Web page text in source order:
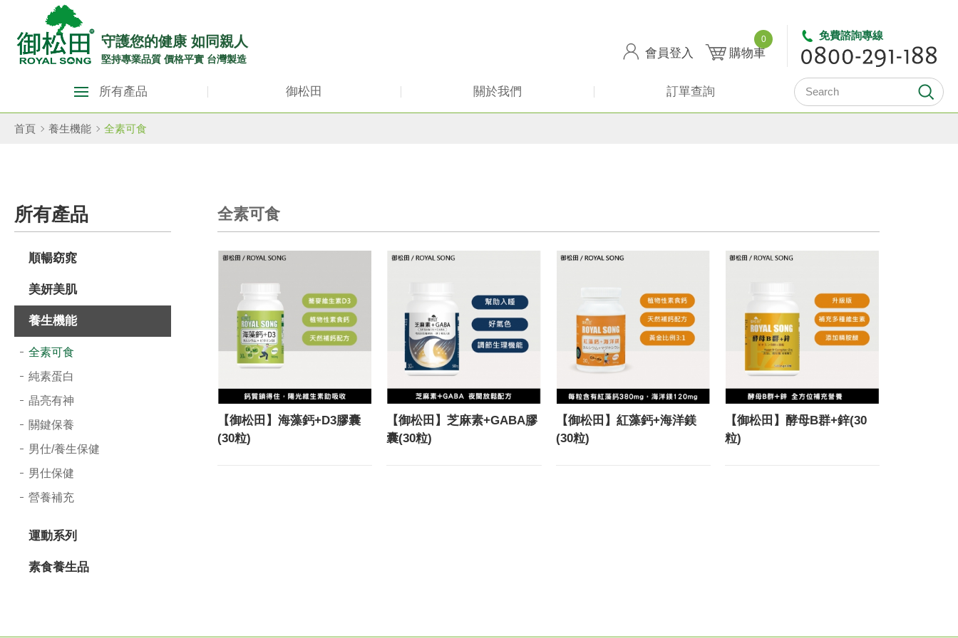
松
田
康
館
ROYAL
SONG
守護您的健康 如同親人
堅持專業品質 價格平實 台灣製造 會員登入 購物車
0 免費諮詢專線
田
生
活
館
ROYAL
SONG::
主
導
覽
選
單
所有產品 御松田 關於我們 訂單查詢
首頁 養生機能 全素可食
所有產品
順暢窈窕
美妍美肌
養生機能
全素可食
純素蛋白
晶亮有神
關鍵保養
男仕/養生保健
男仕保健
營養補充
運動系列
素食養生品
全素可食
【御松田】海藻鈣+D3膠囊
(30粒)
【御松田】芝麻素+GABA膠
囊(30粒)
【御松田】紅藻鈣+海洋鎂
(30粒)
【御松田】酵母B群+鋅(30
粒)